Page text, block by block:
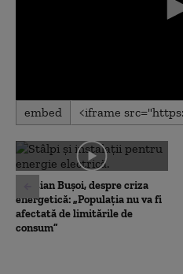
0
seconds
0
seconds
embed
Cristian Bușoi, despre criza
energetică: „Populația nu va fi
afectată de limitările de
consum”